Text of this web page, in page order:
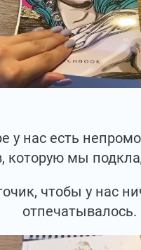
у нас есть
которую мы
чтобы у нас
отпечатывалось.